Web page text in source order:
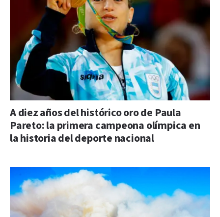
A diez años del histórico oro de Paula
Pareto: la primera campeona olímpica en
la historia del deporte nacional